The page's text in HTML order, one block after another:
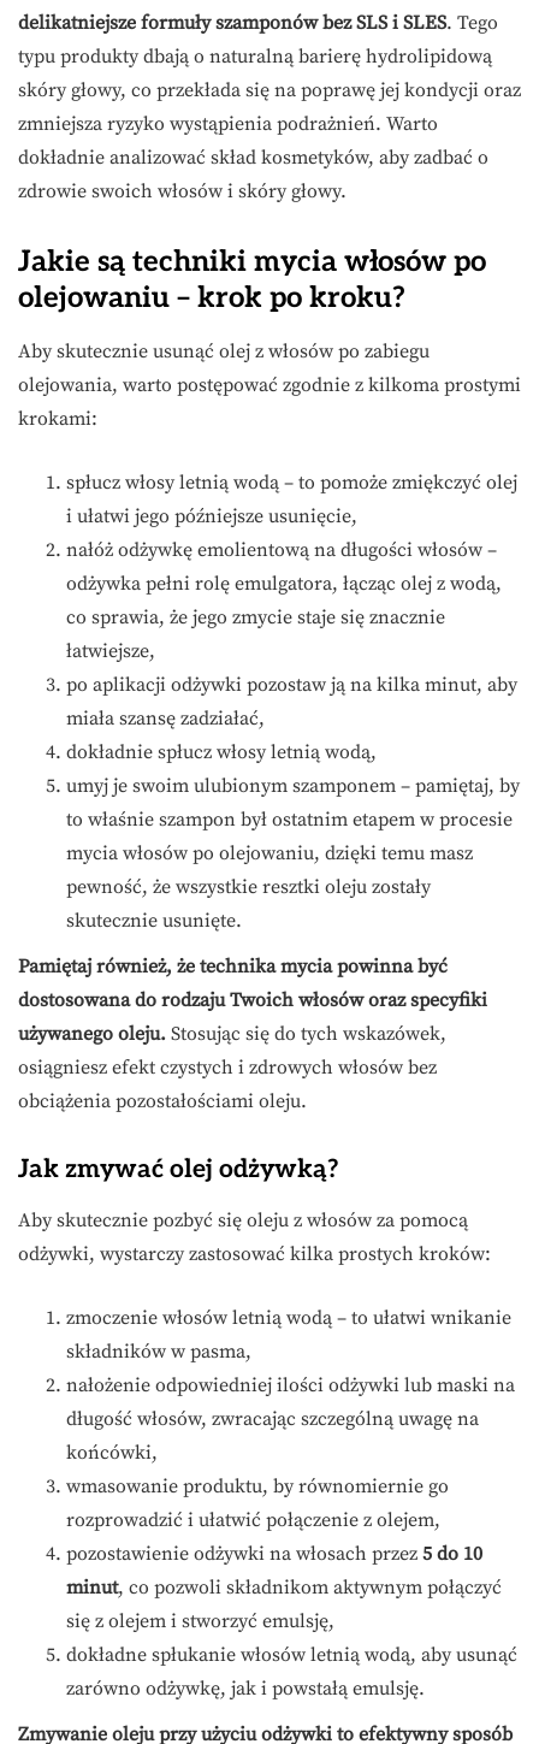
delikatniejsze formuły szamponów bez SLS i SLES. Tego
typu produkty dbają o naturalną barierę hydrolipidową
skóry głowy, co przekłada się na poprawę jej kondycji oraz
zmniejsza ryzyko wystąpienia podrażnień. Warto
dokładnie analizować skład kosmetyków, aby zadbać o
zdrowie swoich włosów i skóry głowy.
Jakie są techniki mycia włosów po
olejowaniu – krok po kroku?
Aby skutecznie usunąć olej z włosów po zabiegu
olejowania, warto postępować zgodnie z kilkoma prostymi
krokami:
spłucz włosy letnią wodą – to pomoże zmiękczyć olej
i ułatwi jego późniejsze usunięcie,
nałóż odżywkę emolientową na długości włosów –
odżywka pełni rolę emulgatora, łącząc olej z wodą,
co sprawia, że jego zmycie staje się znacznie
łatwiejsze,
po aplikacji odżywki pozostaw ją na kilka minut, aby
miała szansę zadziałać,
dokładnie spłucz włosy letnią wodą,
umyj je swoim ulubionym szamponem – pamiętaj, by
to właśnie szampon był ostatnim etapem w procesie
mycia włosów po olejowaniu, dzięki temu masz
pewność, że wszystkie resztki oleju zostały
skutecznie usunięte.
Pamiętaj również, że technika mycia powinna być
dostosowana do rodzaju Twoich włosów oraz specyfiki
używanego oleju. Stosując się do tych wskazówek,
osiągniesz efekt czystych i zdrowych włosów bez
obciążenia pozostałościami oleju.
Jak zmywać olej odżywką?
Aby skutecznie pozbyć się oleju z włosów za pomocą
odżywki, wystarczy zastosować kilka prostych kroków:
zmoczenie włosów letnią wodą – to ułatwi wnikanie
składników w pasma,
nałożenie odpowiedniej ilości odżywki lub maski na
długość włosów, zwracając szczególną uwagę na
końcówki,
wmasowanie produktu, by równomiernie go
rozprowadzić i ułatwić połączenie z olejem,
pozostawienie odżywki na włosach przez 5 do 10
minut, co pozwoli składnikom aktywnym połączyć
się z olejem i stworzyć emulsję,
dokładne spłukanie włosów letnią wodą, aby usunąć
zarówno odżywkę, jak i powstałą emulsję.
Zmywanie oleju przy użyciu odżywki to efektywny sposób